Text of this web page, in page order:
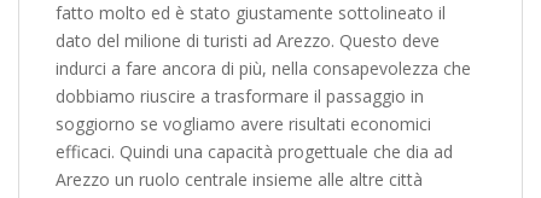
fatto molto ed è stato giustamente sottolineato il
dato del milione di turisti ad Arezzo. Questo deve
indurci a fare ancora di più, nella consapevolezza che
dobbiamo riuscire a trasformare il passaggio in
soggiorno se vogliamo avere risultati economici
efficaci. Quindi una capacità progettuale che dia ad
Arezzo un ruolo centrale insieme alle altre città